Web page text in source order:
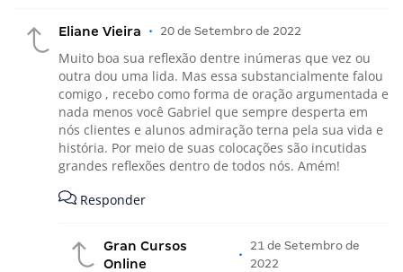
Eliane Vieira • 20 de Setembro de 2022
Muito boa sua reflexão dentre inúmeras que vez ou
outra dou uma lida. Mas essa substancialmente falou
comigo , recebo como forma de oração argumentada e
nada menos você Gabriel que sempre desperta em
nós clientes e alunos admiração terna pela sua vida e
história. Por meio de suas colocações são incutidas
grandes reflexões dentro de todos nós. Amém!
Responder
Gran Cursos
Online
•
21 de Setembro de
2022